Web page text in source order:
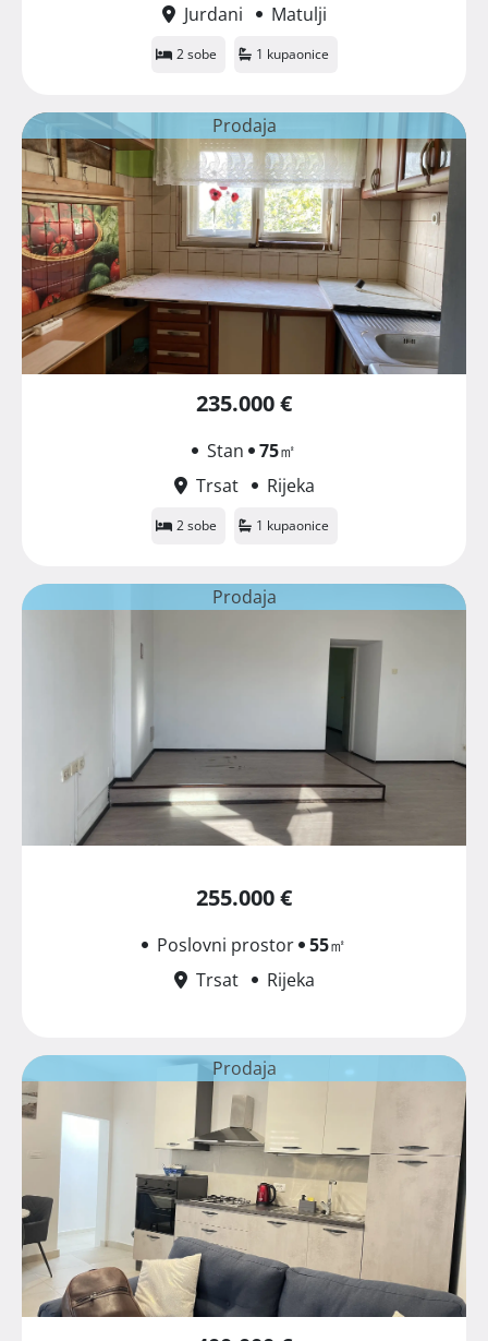
Jurdani
Matulji
2 sobe 1 kupaonice
Prodaja
235.000 €
Stan 75㎡
Trsat
Rijeka
2 sobe 1 kupaonice
Prodaja
255.000 €
Poslovni prostor 55㎡
Trsat
Rijeka
Prodaja